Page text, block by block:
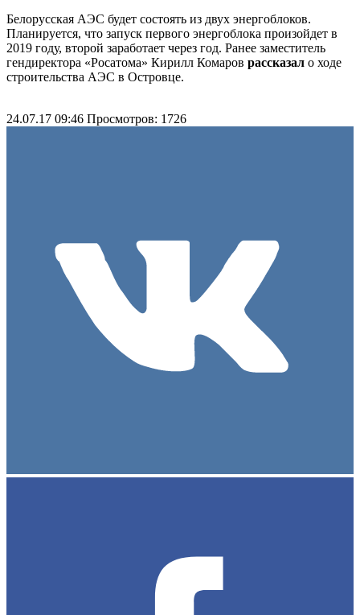
Белорусская АЭС будет состоять из двух энергоблоков.
Планируется, что запуск первого энергоблока произойдет в
2019 году, второй заработает через год. Ранее заместитель
гендиректора «Росатома» Кирилл Комаров рассказал о ходе
строительства АЭС в Островце.
24.07.17 09:46 Просмотров: 1726